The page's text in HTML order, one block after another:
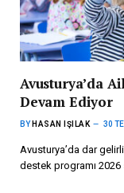
Avusturya’da
Devam Ediyor
BY HASAN IŞILAK 30
Avusturya’da dar
destek programı